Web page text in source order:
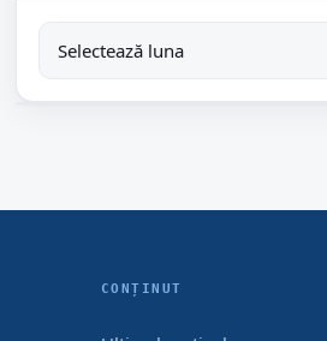
CONȚINUT